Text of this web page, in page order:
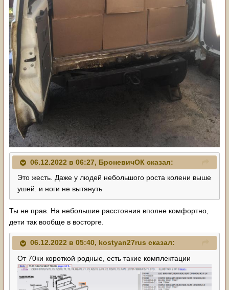
06.12.2022 в 06:27, БроневичОК сказал:
Это жесть. Даже у людей небольшого роста колени выше
ушей. и ноги не вытянуть
Ты не прав. На небольшие расстояния вполне комфортно,
дети так вообще в восторге.
06.12.2022 в 05:40, kostyan27rus сказал:
От 70ки короткой родные, есть такие комплектации